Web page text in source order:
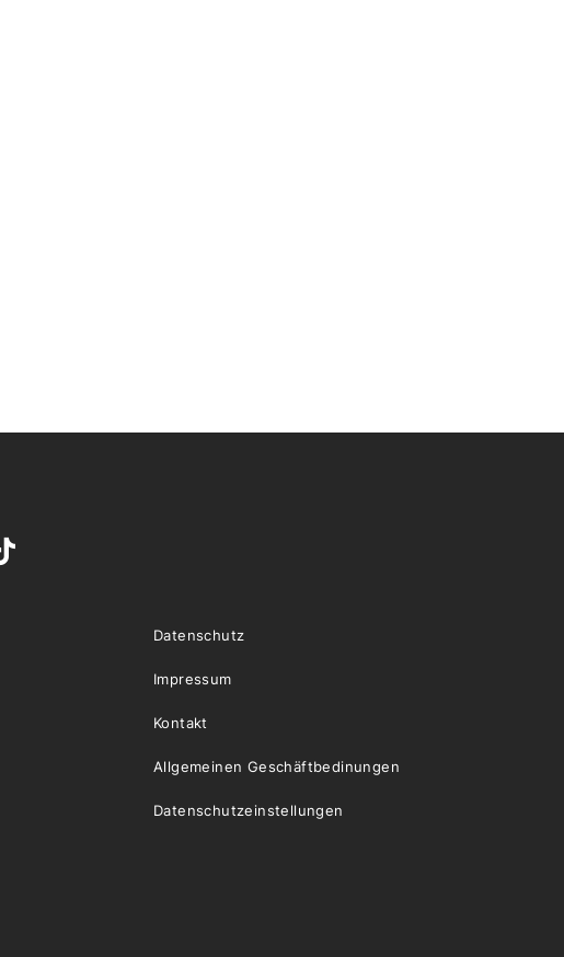
Datenschutz
Impressum
Kontakt
Allgemeinen Geschäftbedinungen
Datenschutzeinstellungen